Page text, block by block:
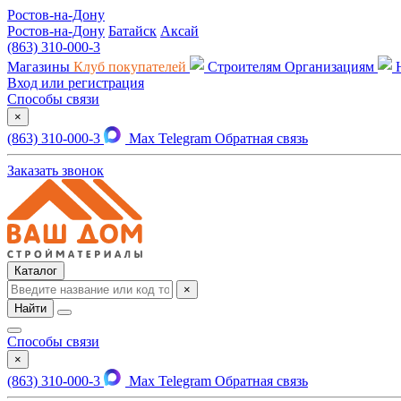
Ростов-на-Дону
Ростов-на-Дону Батайск Аксай
(863) 310-000-3
Магазины Клуб покупателей Строителям Организациям
Вход или регистрация
Способы связи
×
(863) 310-000-3 Max Telegram Обратная связь
Заказать звонок
Каталог
×
Найти
Способы связи
×
(863) 310-000-3 Max Telegram Обратная связь